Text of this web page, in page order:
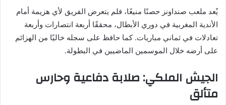
يُعد ملعب صنداونز حصنًا منيعًا، فلم يتعرض الفريق لأي هزيمة أمام
الأندية المغربية في دوري الأبطال، محققًا أربعة انتصارات وأربعة
تعادلات في ثماني مباريات. كما حافظ على سجله خاليًا من الهزائم
على أرضه خلال الموسمين الماضيين في البطولة.
الجيش الملكي: صلابة دفاعية وحارس
متألق